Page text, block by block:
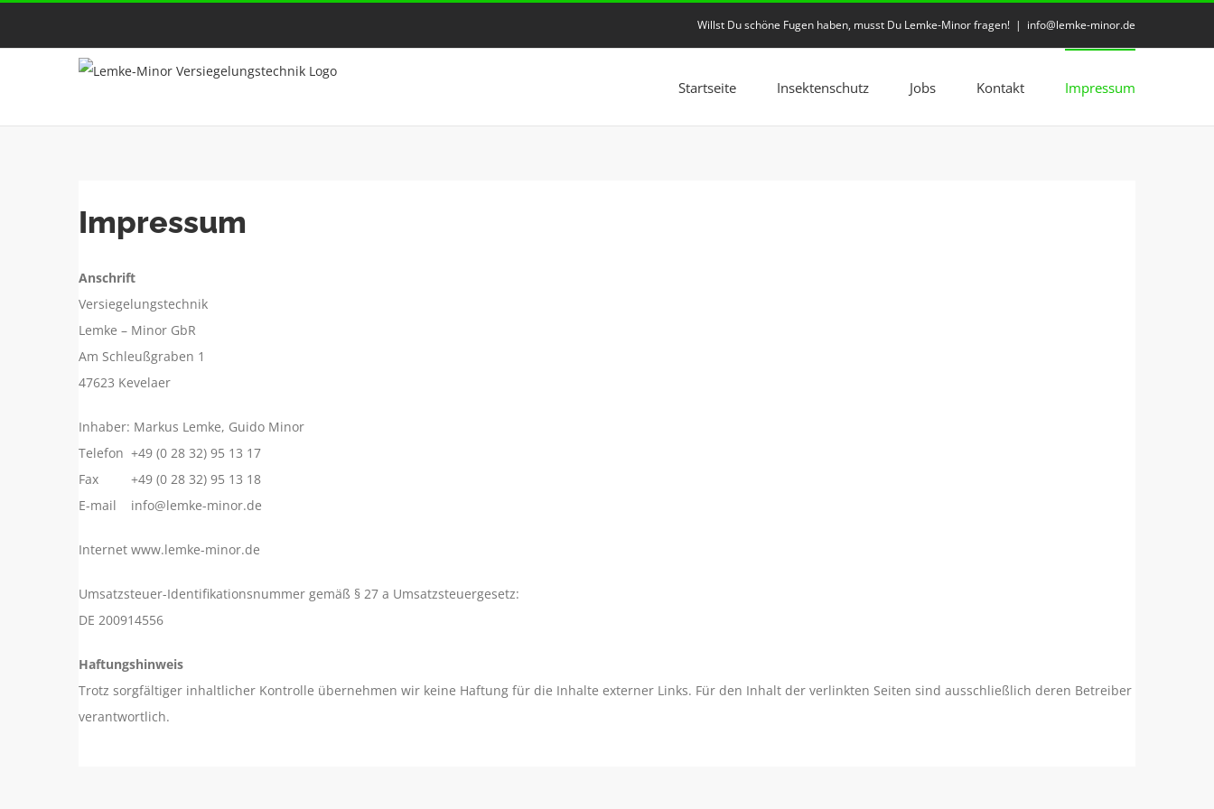
Willst Du schöne Fugen haben, musst Du Lemke-Minor fragen! | info@lemke-minor.de
Startseite Insektenschutz Jobs Kontakt Impressum
Impressum
Anschrift
Versiegelungstechnik
Lemke – Minor GbR
Am Schleußgraben 1
47623 Kevelaer
Inhaber: Markus Lemke, Guido Minor
Telefon +49 (0 28 32) 95 13 17
Fax +49 (0 28 32) 95 13 18
E-mail info@lemke-minor.de
Internet www.lemke-minor.de
Umsatzsteuer-Identifikationsnummer gemäß § 27 a Umsatzsteuergesetz:
DE 200914556
Haftungshinweis
Trotz sorgfältiger inhaltlicher Kontrolle übernehmen wir keine Haftung für die Inhalte externer Links. Für den Inhalt der verlinkten Seiten sind ausschließlich deren Betreiber
verantwortlich.